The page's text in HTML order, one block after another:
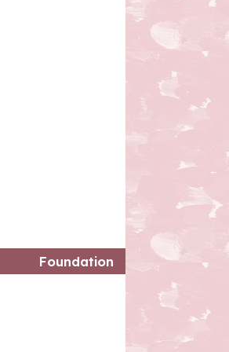
Foundation